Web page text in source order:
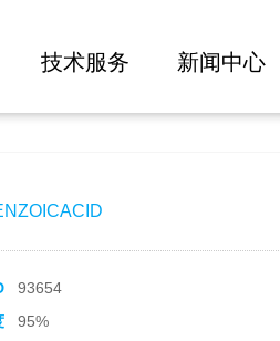
技术服务 新闻中心
93654
95%